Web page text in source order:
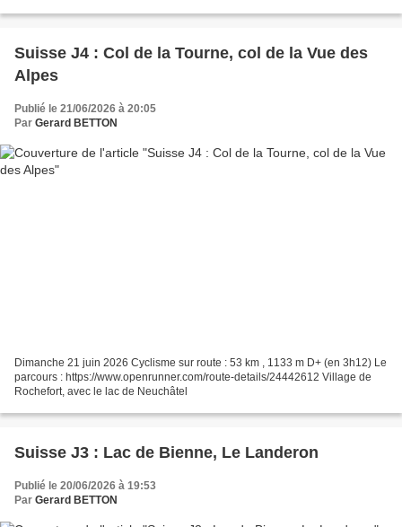
Suisse J4 : Col de la Tourne, col de la Vue des
Alpes
Publié le 21/06/2026 à 20:05
Par Gerard BETTON
Dimanche 21 juin 2026 Cyclisme sur route : 53 km , 1133 m D+ (en 3h12) Le
parcours : https://www.openrunner.com/route-details/24442612 Village de
Rochefort, avec le lac de Neuchâtel
Suisse J3 : Lac de Bienne, Le Landeron
Publié le 20/06/2026 à 19:53
Par Gerard BETTON